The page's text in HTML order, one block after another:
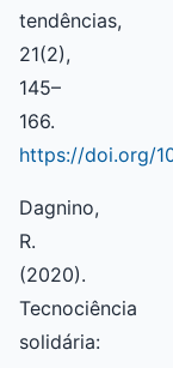
tendências,
21(2),
145–
166.
https://doi.org/
Dagnino,
R.
(2020).
Tecnociência
solidária: